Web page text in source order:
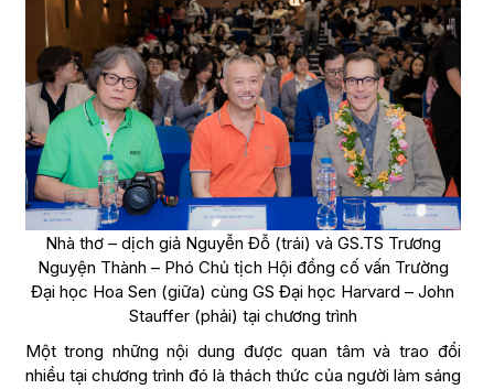
Nhà thơ – dịch giả Nguyễn Đỗ (trái) và GS.TS Trương
Nguyện Thành – Phó Chủ tịch Hội đồng cố vấn Trường
Đại học Hoa Sen (giữa) cùng GS Đại học Harvard – John
Stauffer (phải) tại chương trình
Một trong những nội dung được quan tâm và trao đổi
nhiều tại chương trình đó là thách thức của người làm sáng